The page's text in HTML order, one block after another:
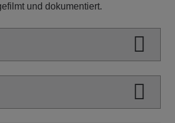
und dokumentiert.